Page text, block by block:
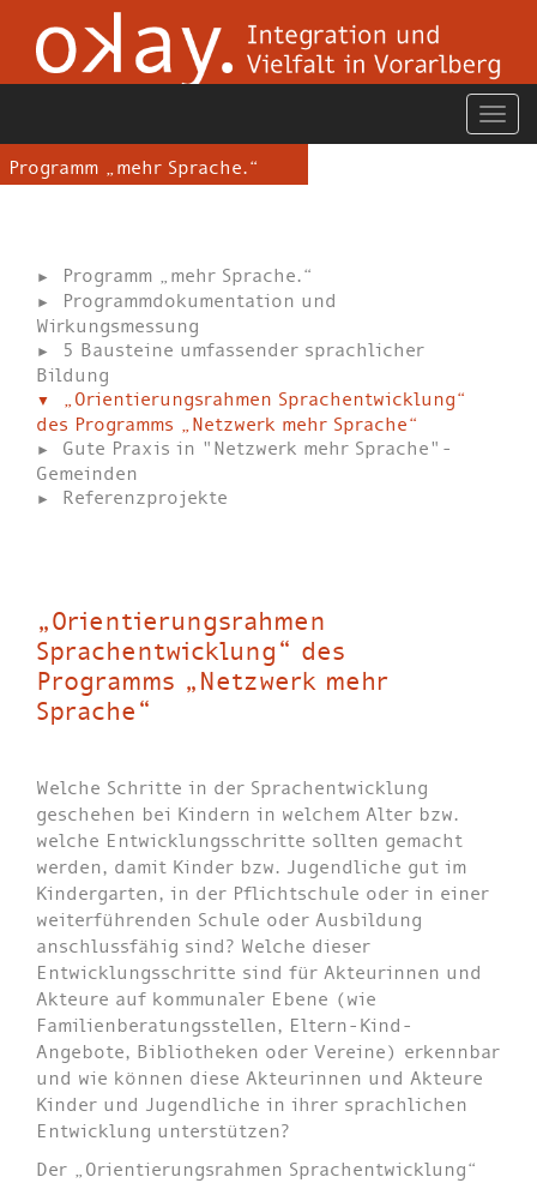
Programm „mehr Sprache.“
Programm „mehr Sprache.“
Programmdokumentation und
Wirkungsmessung
5 Bausteine umfassender sprachlicher
Bildung
„Orientierungsrahmen Sprachentwicklung“
des Programms „Netzwerk mehr Sprache“
Gute Praxis in "Netzwerk mehr Sprache"-
Gemeinden
Referenzprojekte
„Orientierungsrahmen
Sprachentwicklung“ des
Programms „Netzwerk mehr
Sprache“
Welche Schritte in der Sprachentwicklung
geschehen bei Kindern in welchem Alter bzw.
welche Entwicklungsschritte sollten gemacht
werden, damit Kinder bzw. Jugendliche gut im
Kindergarten, in der Pflichtschule oder in einer
weiterführenden Schule oder Ausbildung
anschlussfähig sind? Welche dieser
Entwicklungsschritte sind für Akteurinnen und
Akteure auf kommunaler Ebene (wie
Familienberatungsstellen, Eltern-Kind-
Angebote, Bibliotheken oder Vereine) erkennbar
und wie können diese Akteurinnen und Akteure
Kinder und Jugendliche in ihrer sprachlichen
Entwicklung unterstützen?
Der „Orientierungsrahmen Sprachentwicklung“